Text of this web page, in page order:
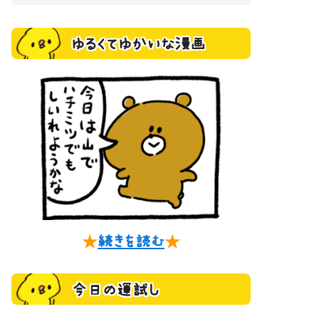
ゆるくてゆかいな漫画
★続きを読む★
今日の運試し